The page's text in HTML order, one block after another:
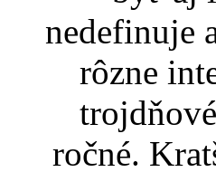
nedefinuje
rôzne
ročné.